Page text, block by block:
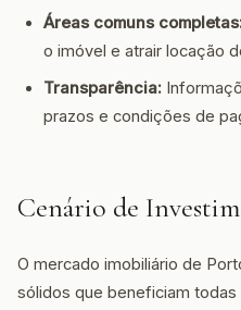
Áreas comuns
o imóvel e atrair locação
Transparência:
prazos e condições de
Cenário de
O mercado imobiliário de
sólidos que beneficiam